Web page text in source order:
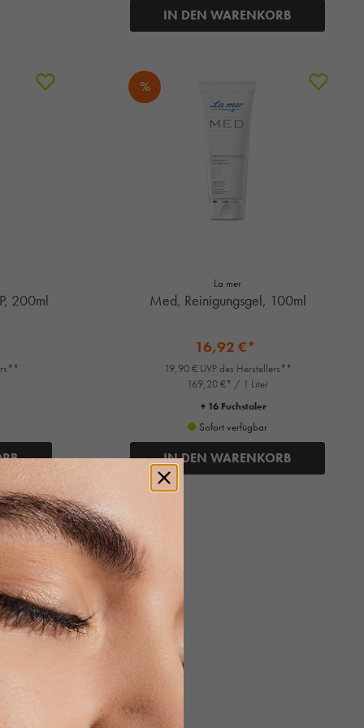
IN DEN WARENKORB
200ml
%
La mer
Med, Reinigungsgel, 100ml
16,92 €*
19,90 € UVP des Herstellers**
169,20 €* / 1 Liter
+ 16 Fuchstaler
Sofort verfügbar
IN DEN WARENKORB